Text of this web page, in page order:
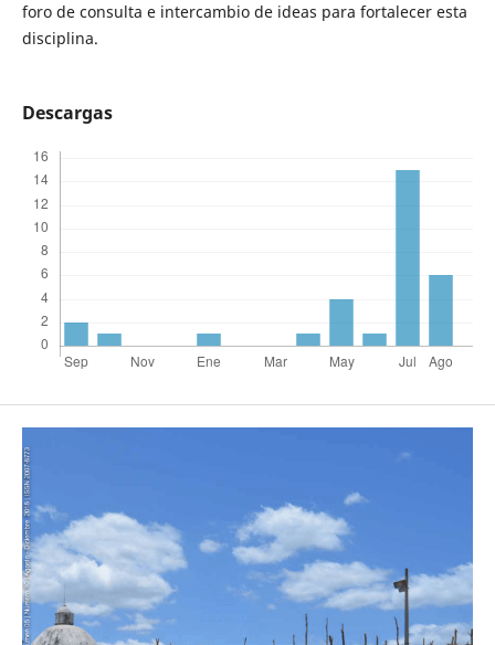
foro de consulta e intercambio de ideas para fortalecer esta
disciplina.
Descargas